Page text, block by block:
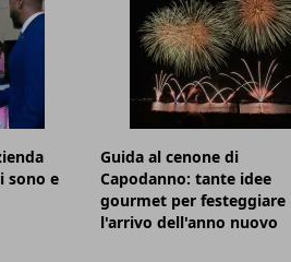
sono e
Guida al cenone di
Capodanno: tante idee
gourmet per festeggiare
l'arrivo dell'anno nuovo